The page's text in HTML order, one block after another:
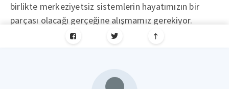
birlikte merkeziyetsiz sistemlerin hayatımızın bir
parçası olacağı gerçeğine alışmamız gerekiyor.